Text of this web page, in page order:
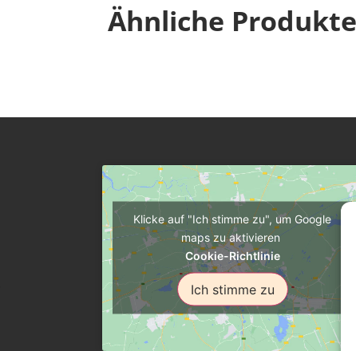
Ähnliche Produkte
Klicke auf "Ich stimme zu", um Google
maps zu aktivieren
Cookie-Richtlinie
Ich stimme zu